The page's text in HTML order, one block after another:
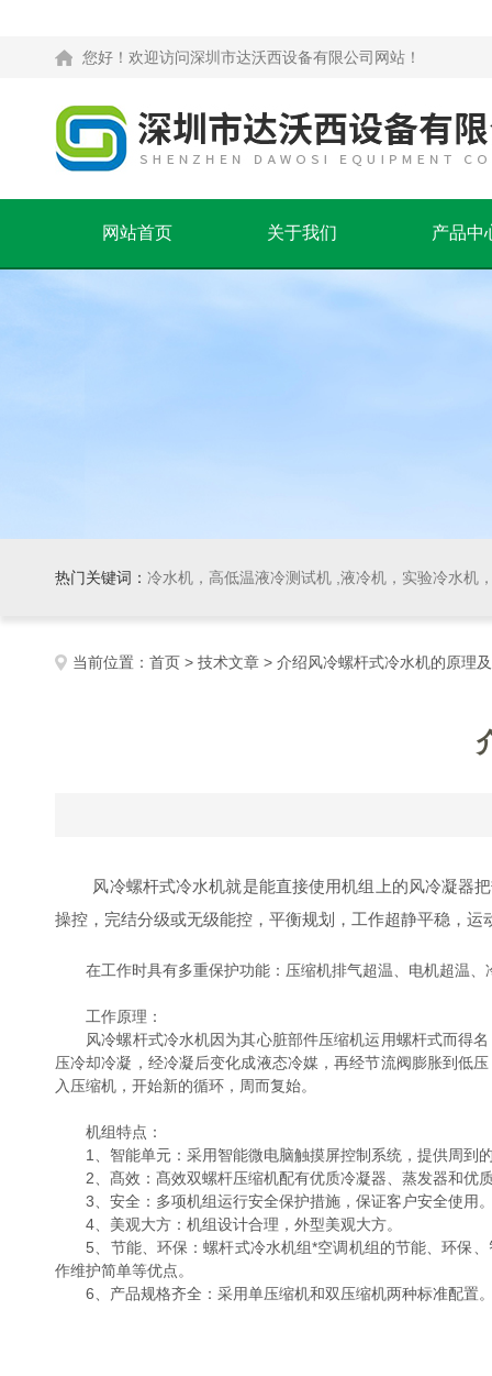
您好！欢迎访问深圳市达沃西设备有限公司网站！
网站首页 关于我们 产品中
热门关键词： 冷水机，高低温液冷测试机 ,液冷机，实验冷水机，
当前位置： 首页 > 技术文章 > 介绍风冷螺杆式冷水机的原理
风冷螺杆式冷水机就是能直接使用机组上的风冷凝器把
操控，完结分级或无级能控，平衡规划，工作超静平稳，
在工作时具有多重保护功能：压缩机排气超温、电机超温、
工作原理：
风冷螺杆式冷水机因为其心脏部件压缩机运用螺杆式而得名
压冷却冷凝，经冷凝后变化成液态冷媒，再经节流阀膨胀到低
入压缩机，开始新的循环，周而复始。
机组特点：
1、智能单元：采用智能微电脑触摸屏控制系统，提供周到
2、髙效：髙效双螺杆压缩机配有优质冷凝器、蒸发器和优
3、安全：多项机组运行安全保护措施，保证客户安全使用
4、美观大方：机组设计合理，外型美观大方。
5、节能、环保：螺杆式冷水机组*空调机组的节能、环保、
作维护简单等优点。
6、产品规格齐全：采用单压缩机和双压缩机两种标准配置